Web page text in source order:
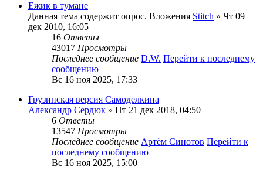
Ежик в тумане
Данная тема содержит опрос. Вложения Stitch » Чт 09
дек 2010, 16:05
16 Ответы
43017 Просмотры
Последнее сообщение D.W. Перейти к последнему
сообщению
Вс 16 ноя 2025, 17:33
Грузинская версия Самоделкина
Александр Сердюк » Пт 21 дек 2018, 04:50
6 Ответы
13547 Просмотры
Последнее сообщение Артём Синотов Перейти к
последнему сообщению
Вс 16 ноя 2025, 15:00